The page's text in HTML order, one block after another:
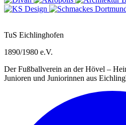
TuS Eichlinghofen
1890/1980 e.V.
Der Fußballverein an der Hövel –
Junioren und Juniorinnen aus